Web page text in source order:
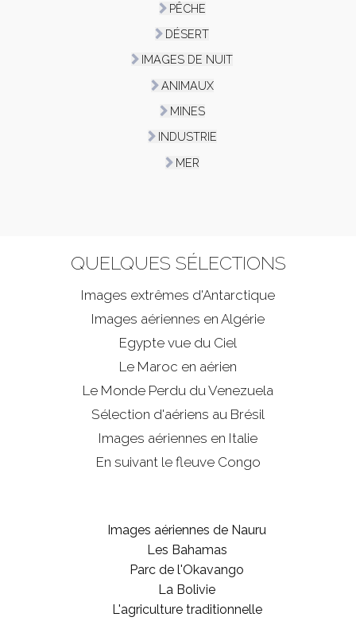
PÊCHE
DÉSERT
IMAGES DE NUIT
ANIMAUX
MINES
INDUSTRIE
MER
QUELQUES SÉLECTIONS
Images extrêmes d'Antarctique
Images aériennes en Algérie
Egypte vue du Ciel
Le Maroc en aérien
Le Monde Perdu du Venezuela
Sélection d'aériens au Brésil
Images aériennes en Italie
En suivant le fleuve Congo
Images aériennes de Nauru
Les Bahamas
Parc de l'Okavango
La Bolivie
L'agriculture traditionnelle